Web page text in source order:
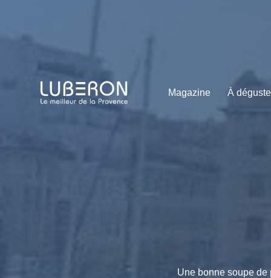
Magazine À
Une bonne soupe